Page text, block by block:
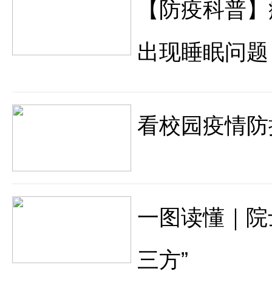
【防疫科普
出现睡眠问
看校园疫情
一图读懂｜
三方”